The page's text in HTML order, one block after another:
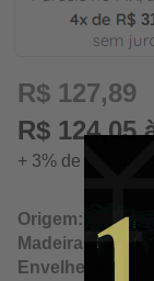
R$ 127,89
R$ 124,05
+ 3% de
Origem:
Madeira:
Neutra
Envelhecimento: